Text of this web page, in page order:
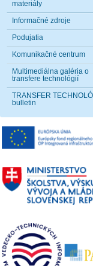
materiály
Informačné zdroje
Podujatia
Komunikačné centrum
Multimediálna galéria o
transfere technológií
TRANSFER
bulletin